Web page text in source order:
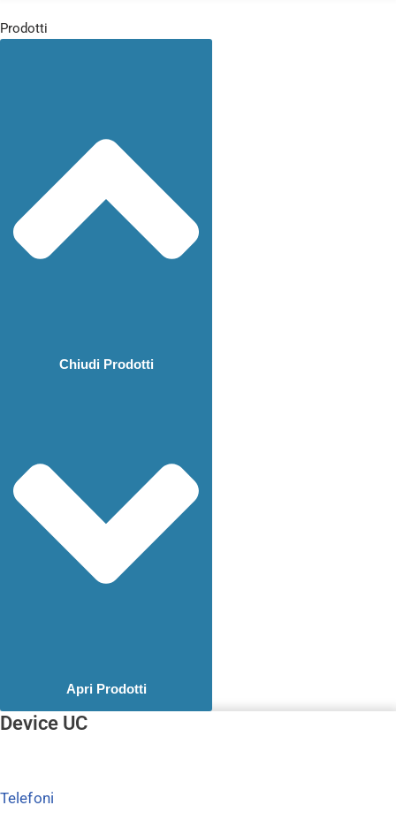
Prodotti
Chiudi Prodotti
Apri Prodotti
Device UC
Telefoni